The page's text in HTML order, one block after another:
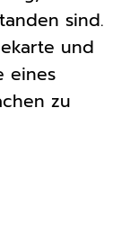
sind.
und
eines
zu